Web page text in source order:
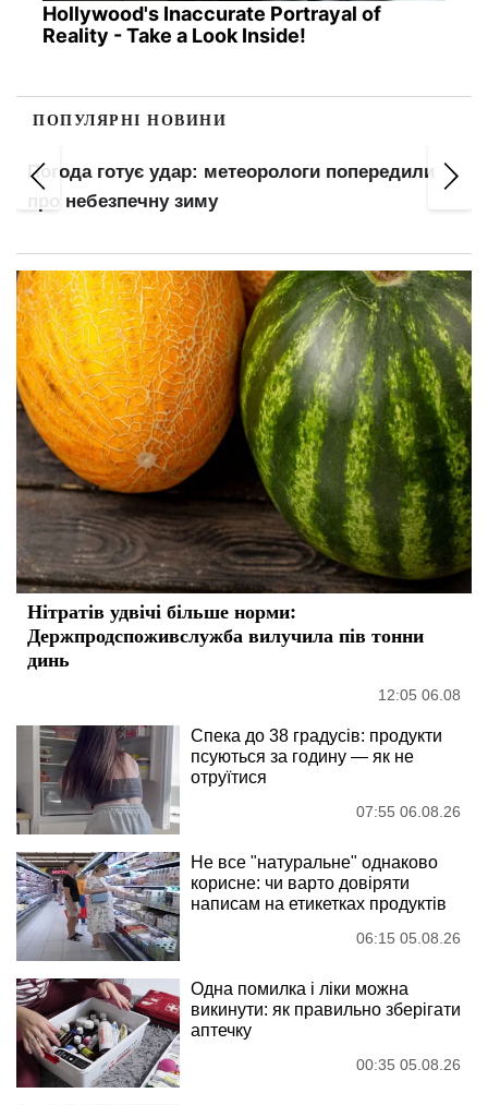
Hollywood's Inaccurate Portrayal of
Reality - Take a Look Inside!
ПОПУЛЯРНІ НОВИНИ
Понад 8,4 млн українців уже за кордоном:
названо реальну кількість тих, хто залишився
Нітратів удвічі більше норми:
Держпродспоживслужба вилучила пів тонни
динь
12:05 06.08
Спека до 38 градусів: продукти
псуються за годину — як не
отруїтися
07:55 06.08.26
Не все "натуральне" однаково
корисне: чи варто довіряти
написам на етикетках продуктів
06:15 05.08.26
Одна помилка і ліки можна
викинути: як правильно зберігати
аптечку
00:35 05.08.26